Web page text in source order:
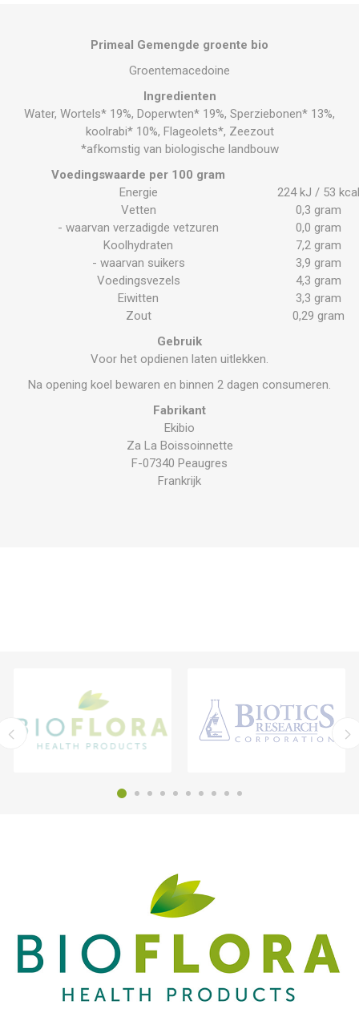
Primeal Gemengde groente bio
Groentemacedoine
Ingredienten
Water, Wortels* 19%, Doperwten* 19%, Sperziebonen* 13%,
koolrabi* 10%, Flageolets*, Zeezout
*afkomstig van biologische landbouw
Voedingswaarde per 100 gram
Energie
224 kJ / 53 kcal
Vetten
- waarvan verzadigde vetzuren
0,3 gram
0,0 gram
Koolhydraten
- waarvan suikers
7,2 gram
3,9 gram
Voedingsvezels
4,3 gram
Eiwitten
3,3 gram
Zout
0,29 gram
Gebruik
Voor het opdienen laten uitlekken.
Na opening koel bewaren en binnen 2 dagen consumeren.
Fabrikant
Ekibio
Za La Boissoinnette
F-07340 Peaugres
Frankrijk